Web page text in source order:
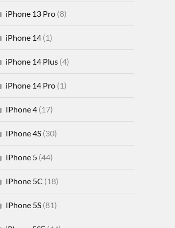
iPhone 13 Pro(8)
iPhone 14(1)
iPhone 14 Plus(4)
iPhone 14 Pro(1)
IPhone 4(17)
IPhone 4S(30)
IPhone 5(44)
IPhone 5C (18)
IPhone 5S(81)